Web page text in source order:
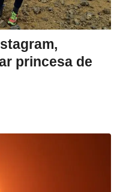
princesa de